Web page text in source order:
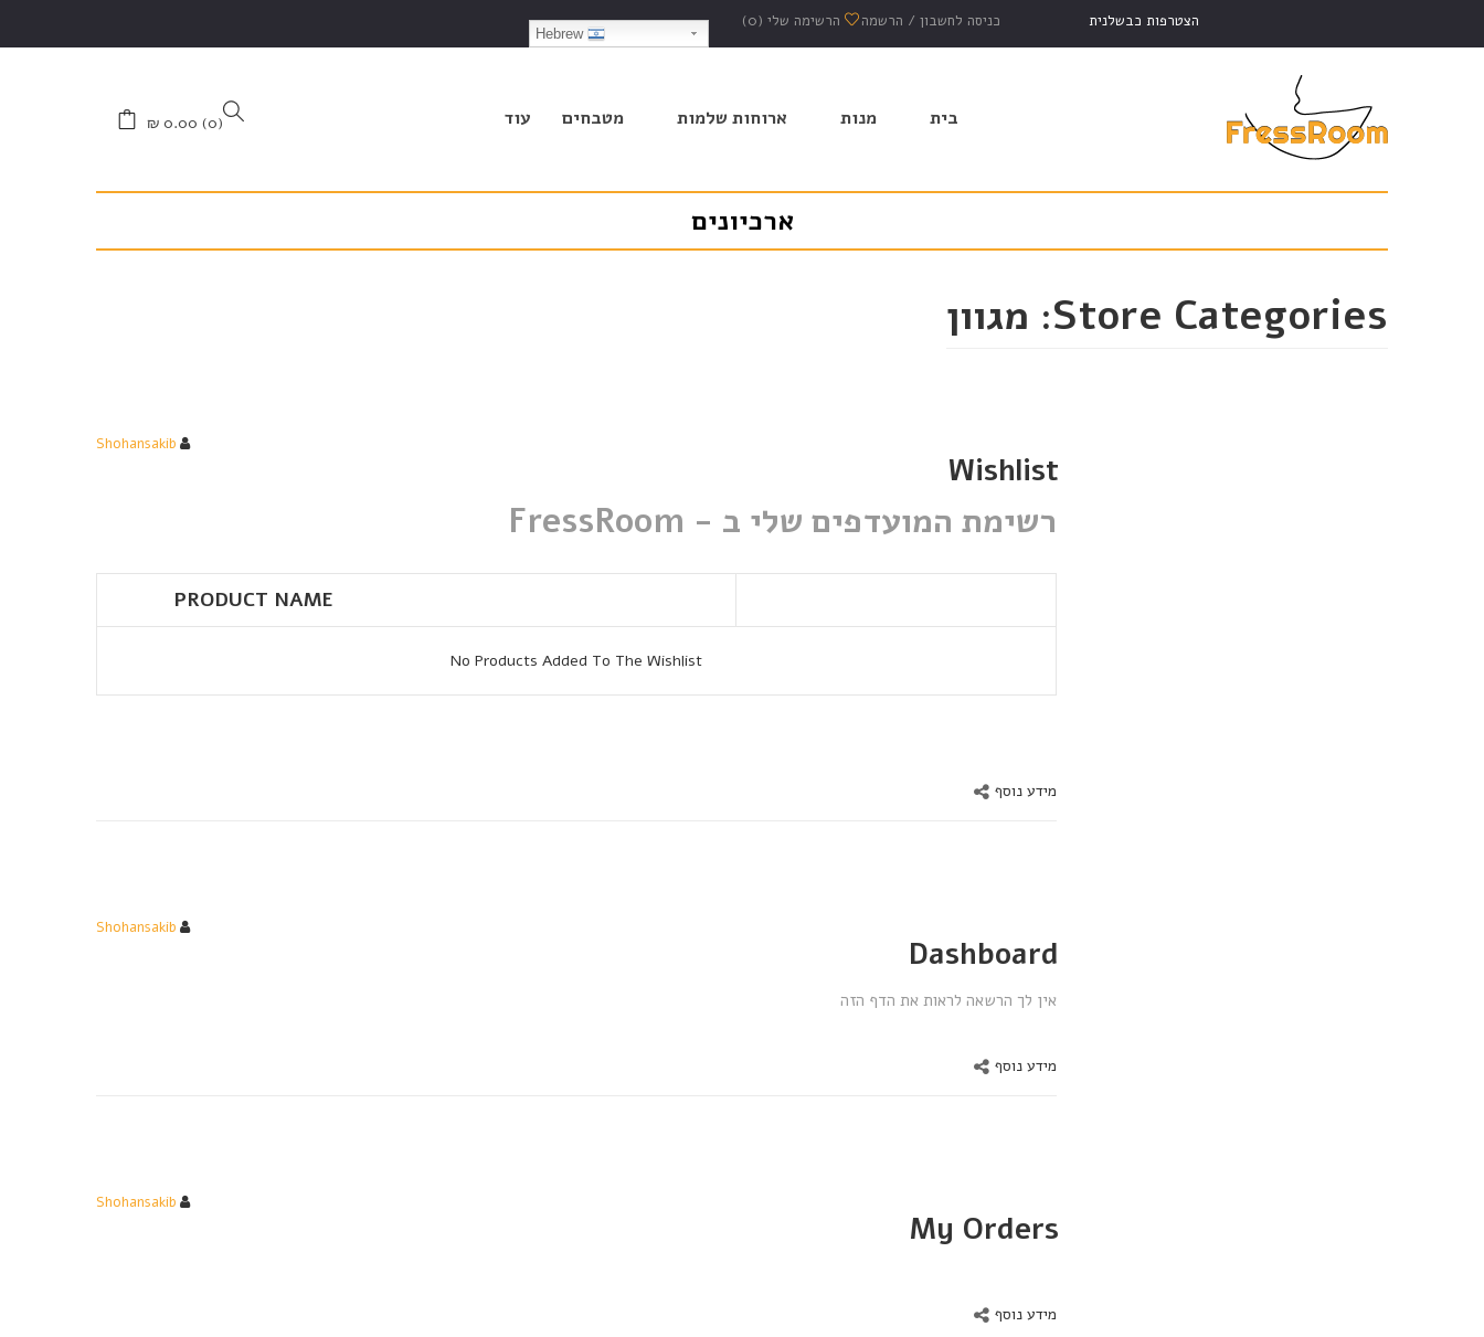
Hebrew
הצטרפות כבשלנית כניסה לחשבון / הרשמה הרשימה שלי (0)
בית מנות ארוחות שלמות מטבחים עוד 0.00
₪ 0
ארכיונים
Store Categories: מגוון
Shohansakib
Wishlist
רשימת המועדפים שלי ב - FressRoom
PRODUCT NAME
No Products Added To The Wishlist
מידע נוסף
Shohansakib
Dashboard
אין לך הרשאה לראות את הדף הזה
מידע נוסף
Shohansakib
My Orders
מידע נוסף